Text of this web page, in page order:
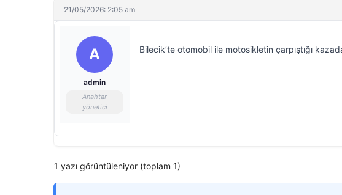
21/05/2026: 2:05 am
A
admin
Anahtar
yönetici
Bilecik’te otomobil ile motosikletin çarpıştığı
1 yazı görüntüleniyor (toplam 1)